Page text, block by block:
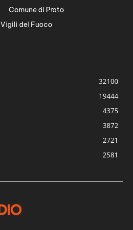
Comune di Prato
Vigili del Fuoco
32100
19444
4375
3872
2721
2581